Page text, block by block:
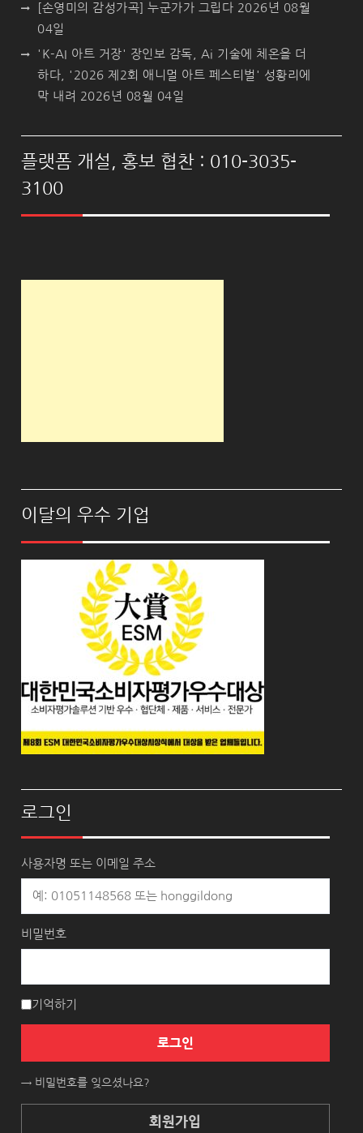
[손영미의 감성가곡] 누군가가 그립다 2026년 08월
04일
'K-AI 아트 거장' 장인보 감독, Ai 기술에 체온을 더
하다, '2026 제2회 애니멀 아트 페스티벌' 성황리에
막 내려 2026년 08월 04일
플랫폼 개설, 홍보 협찬 : 010-3035-
3100
이달의 우수 기업
로그인
사용자명 또는 이메일 주소
비밀번호
기억하기
로그인
→ 비밀번호를 잊으셨나요?
회원가입